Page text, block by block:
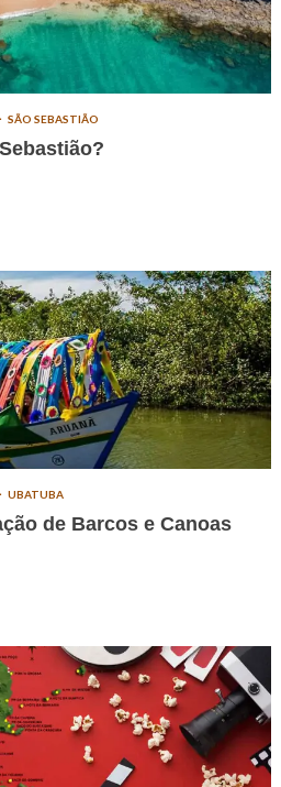
SÃO SEBASTIÃO
UBATUBA
de Barcos e Canoas